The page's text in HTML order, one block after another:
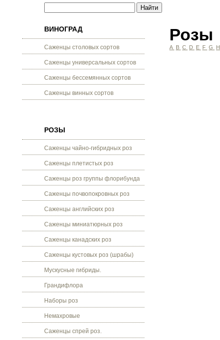
ВИНОГРАД
Саженцы столовых сортов
Саженцы универсальных сортов
Саженцы бессемянных сортов
Саженцы винных сортов
РОЗЫ
Саженцы чайно-гибридных роз
Саженцы плетистых роз
Саженцы роз группы флорибунда
Саженцы почвопокровных роз
Саженцы английских роз
Саженцы миниатюрных роз
Саженцы канадских роз
Саженцы кустовых роз (шрабы)
Мускусные гибриды.
Грандифлора
Наборы роз
Немахровые
Саженцы спрей роз.
Розы
A B C D E F G